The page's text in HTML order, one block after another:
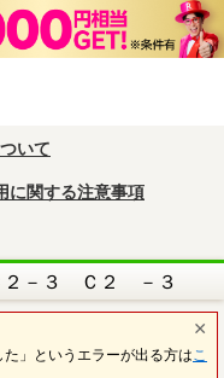
いて
に関する注意事項
２－３ Ｃ２ －３
」というエラーが出る方は こ